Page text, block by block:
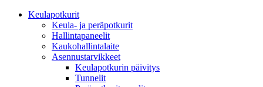
Keulapotkurit
Keula- ja peräpotkurit
Hallintapaneelit
Kaukohallintalaite
Asennustarvikkeet
Keulapotkurin päivitys
Tunnelit